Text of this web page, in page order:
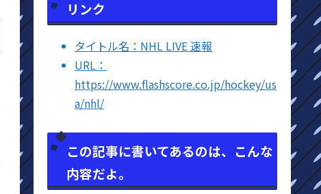
リンク
タイトル名：NHL LIVE 速報
URL：
https://www.flashscore.co.jp/hockey/us
a/nhl/
この記事に書いてあるのは、こんな
内容だよ。